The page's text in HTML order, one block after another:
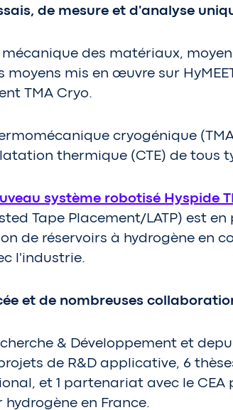
de mesure et d'analyse
des matériaux,
moyens mis en œuvre sur
TMA Cryo.
cryogénique
thermique (CTE) de tous
système robotisé Hyspide
Tape Placement/LATP) est
de réservoirs à hydrogène en
l'industrie.
et de nombreuses
& Développement et
de R&D applicative, 6
et 1 partenariat avec le
en France.